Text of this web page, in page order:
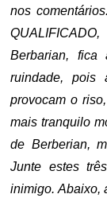
nos
Berbarian,
ruindade, pois
provocam o
mais tranquilo
de Berberian,
Junte estes
inimigo. Abaixo,